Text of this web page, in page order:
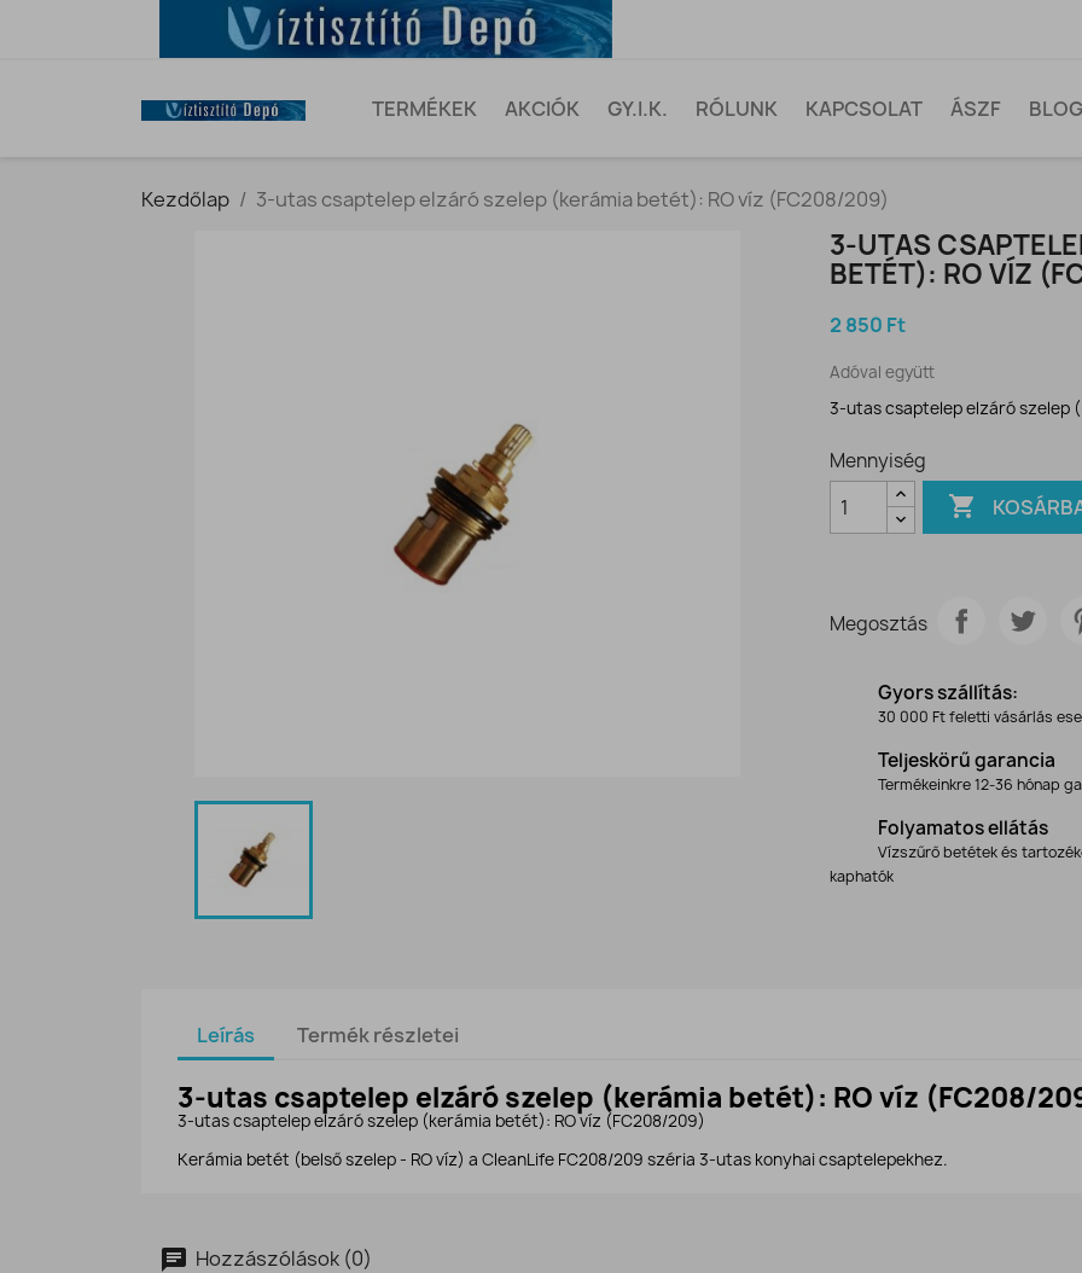
TERMÉKEK AKCIÓK GY.I.K. RÓLUNK KAPCSOLAT ÁSZF
Kezdőlap 3-utas csaptelep elzáró szelep (kerámia betét): RO víz (FC208/209)
3-UTAS
BETÉT): RO VÍZ
2 850 Ft
Adóval együtt
3-utas csaptelep elzáró szelep
Mennyiség

Megosztás
Gyors szállítás:
30 000 Ft feletti vásárlás
Teljeskörű garancia
Termékeinkre 12-36 hónap
Folyamatos ellátás
Vízszűrő betétek és
kaphatók
Leírás Termék részletei
3-utas csaptelep elzáró szelep (kerámia betét): RO víz (FC208/
3-utas csaptelep elzáró szelep (kerámia betét): RO víz (FC208/209)
Kerámia betét (belső szelep - RO víz) a CleanLife FC208/209 széria 3-utas konyhai csaptelepekhez.
Hozzászólások (0)